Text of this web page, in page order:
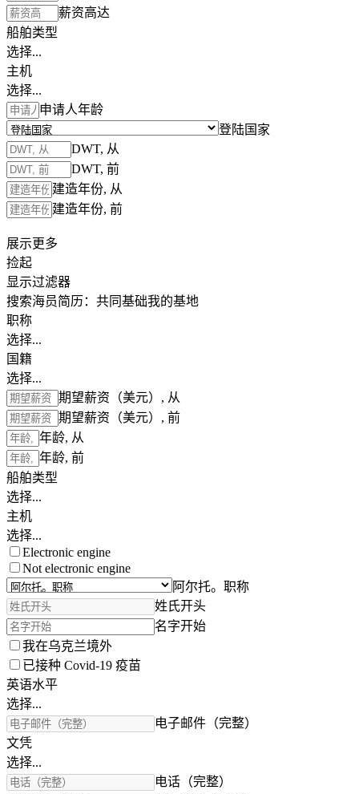
薪资高达
船舶类型
选择...
主机
选择...
申请人年龄
登陆国家
DWT, 从
DWT, 前
建造年份, 从
建造年份, 前
展示更多
捡起
显示过滤器
搜索海员简历： 共同基础我的基地
职称
选择...
国籍
选择...
期望薪资（美元）, 从
期望薪资（美元）, 前
年龄, 从
年龄, 前
船舶类型
选择...
主机
选择...
Electronic engine
Not electronic engine
阿尔托。职称
姓氏开头
名字开始
我在乌克兰境外
已接种 Covid-19 疫苗
英语水平
选择...
电子邮件（完整）
文凭
选择...
电话（完整）